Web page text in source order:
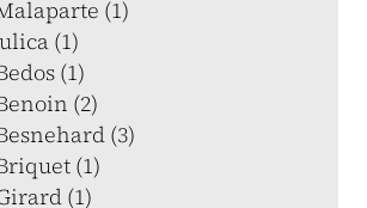
(1)
(1)
(1)
(2)
(3)
(1)
(1)